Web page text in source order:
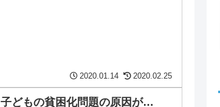
2020.01.14 2020.02.25
子どもの貧困化問題の原因が…